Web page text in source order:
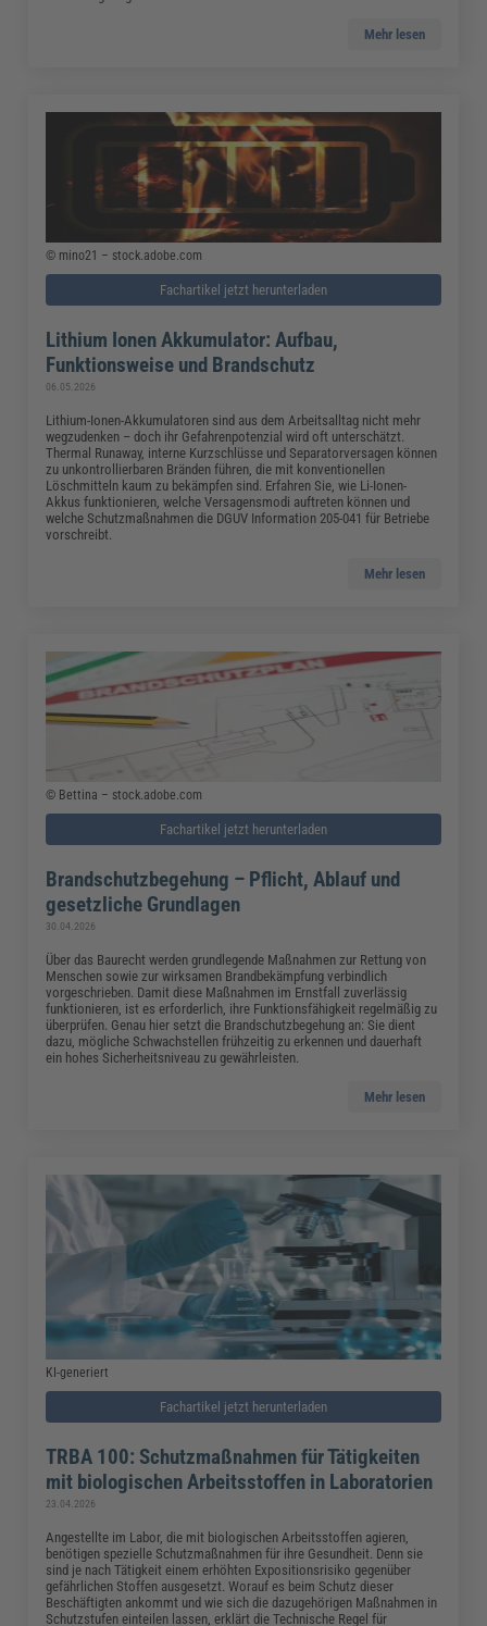
Mehr lesen
© mino21 – stock.adobe.com
Fachartikel jetzt herunterladen
Lithium Ionen Akkumulator: Aufbau,
Funktionsweise und Brandschutz
06.05.2026
Lithium-Ionen-Akkumulatoren sind aus dem Arbeitsalltag nicht mehr
wegzudenken – doch ihr Gefahrenpotenzial wird oft unterschätzt.
Thermal Runaway, interne Kurzschlüsse und Separatorversagen können
zu unkontrollierbaren Bränden führen, die mit konventionellen
Löschmitteln kaum zu bekämpfen sind. Erfahren Sie, wie Li-Ionen-
Akkus funktionieren, welche Versagensmodi auftreten können und
welche Schutzmaßnahmen die DGUV Information 205-041 für Betriebe
vorschreibt.
Mehr lesen
© Bettina – stock.adobe.com
Fachartikel jetzt herunterladen
Brandschutzbegehung – Pflicht, Ablauf und
gesetzliche Grundlagen
30.04.2026
Über das Baurecht werden grundlegende Maßnahmen zur Rettung von
Menschen sowie zur wirksamen Brandbekämpfung verbindlich
vorgeschrieben. Damit diese Maßnahmen im Ernstfall zuverlässig
funktionieren, ist es erforderlich, ihre Funktionsfähigkeit regelmäßig zu
überprüfen. Genau hier setzt die Brandschutzbegehung an: Sie dient
dazu, mögliche Schwachstellen frühzeitig zu erkennen und dauerhaft
ein hohes Sicherheitsniveau zu gewährleisten.
Mehr lesen
KI-generiert
Fachartikel jetzt herunterladen
TRBA 100: Schutzmaßnahmen für Tätigkeiten
mit biologischen Arbeitsstoffen in Laboratorien
23.04.2026
Angestellte im Labor, die mit biologischen Arbeitsstoffen agieren,
benötigen spezielle Schutzmaßnahmen für ihre Gesundheit. Denn sie
sind je nach Tätigkeit einem erhöhten Expositionsrisiko gegenüber
gefährlichen Stoffen ausgesetzt. Worauf es beim Schutz dieser
Beschäftigten ankommt und wie sich die dazugehörigen Maßnahmen in
Schutzstufen einteilen lassen, erklärt die Technische Regel für